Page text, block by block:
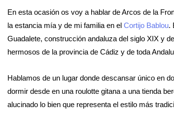
En esta ocasión os voy a hablar de Arcos de la
la estancia mía y de mi familia en el Cortijo Bablou.
Guadalete, construcción andaluza del siglo XIX y
hermosos de la provincia de Cádiz y de toda
Hablamos de un lugar donde descansar único en
dormir desde en una roulotte gitana a una tienda
alucinado lo bien que representa el estilo más